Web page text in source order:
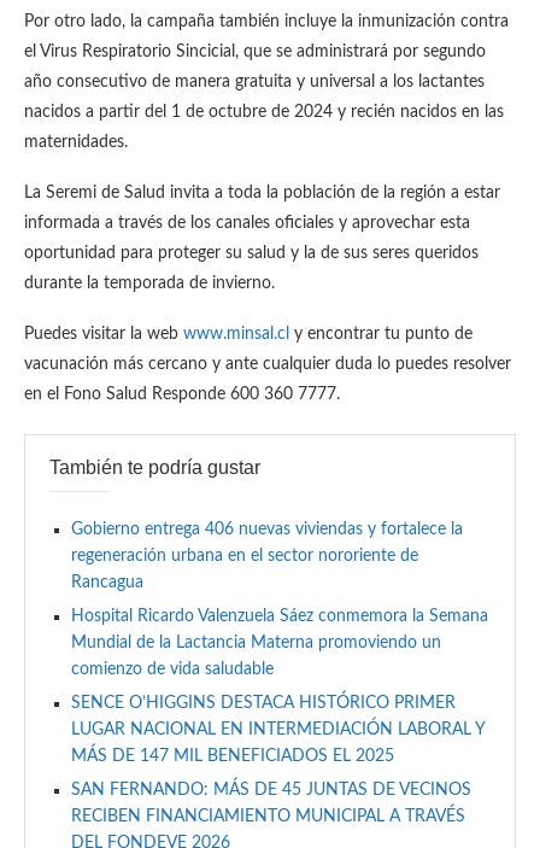
Por otro lado, la campaña también incluye la inmunización contra
el Virus Respiratorio Sincicial, que se administrará por segundo
año consecutivo de manera gratuita y universal a los lactantes
nacidos a partir del 1 de octubre de 2024 y recién nacidos en las
maternidades.
La Seremi de Salud invita a toda la población de la región a estar
informada a través de los canales oficiales y aprovechar esta
oportunidad para proteger su salud y la de sus seres queridos
durante la temporada de invierno.
Puedes visitar la web www.minsal.cl y encontrar tu punto de
vacunación más cercano y ante cualquier duda lo puedes resolver
en el Fono Salud Responde 600 360 7777.
También te podría gustar
Gobierno entrega 406 nuevas viviendas y fortalece la
regeneración urbana en el sector nororiente de
Rancagua
Hospital Ricardo Valenzuela Sáez conmemora la Semana
Mundial de la Lactancia Materna promoviendo un
comienzo de vida saludable
SENCE O’HIGGINS DESTACA HISTÓRICO PRIMER
LUGAR NACIONAL EN INTERMEDIACIÓN LABORAL Y
MÁS DE 147 MIL BENEFICIADOS EL 2025
SAN FERNANDO: MÁS DE 45 JUNTAS DE VECINOS
RECIBEN FINANCIAMIENTO MUNICIPAL A TRAVÉS
DEL FONDEVE 2026